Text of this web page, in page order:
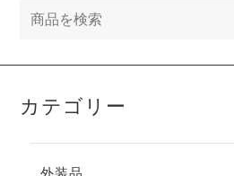
カテゴリー
外装品